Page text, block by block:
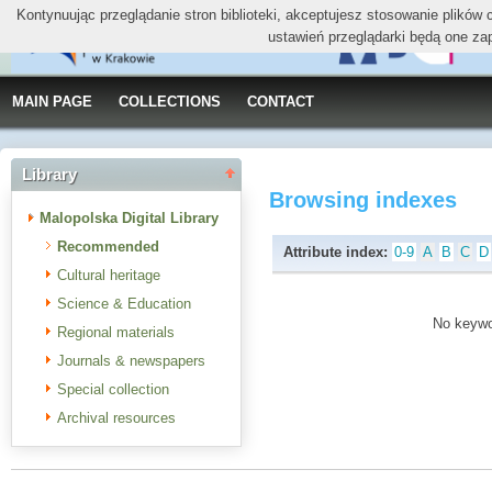
MAIN PAGE COLLECTIONS CONTACT
Library
Malopolska Digital Library
Recommended
Cultural heritage
Science & Education
Regional materials
Journals & newspapers
Special collection
Archival resources
Browsing indexes
Attribute index: 0-9 A B C D
No
Kontynuując przeglądanie stron biblioteki, akceptujesz stosowanie
ustawień przeglądarki będą one